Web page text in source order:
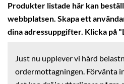
Produkter listade här kan
webbplatsen. Skapa ett
dina adressuppgifter. Klicka på
Just nu upplever vi hård
ordermottagningen. Förvänta
Provtagningsmaterial
Förpackningsmaterial
Provtagningskit
Provtagningspinnar